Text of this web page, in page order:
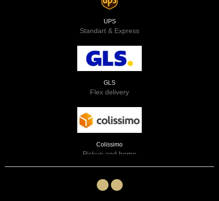
UPS
Standart & Express
GLS
Flex delivery
Colissimo
Pickup and home